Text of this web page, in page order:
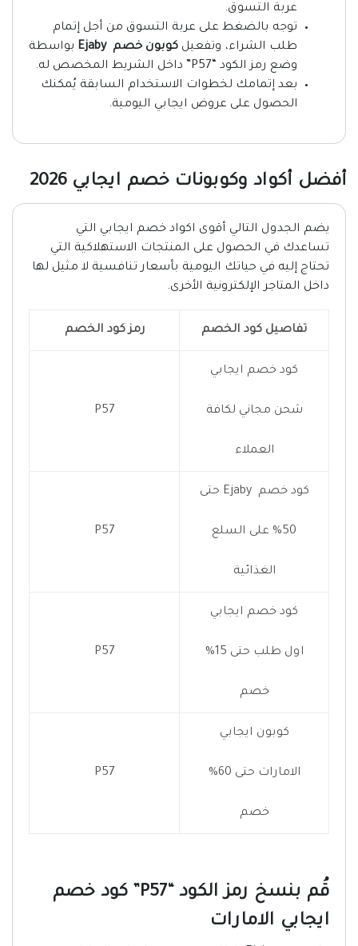
عربة التسوق.
توجه بالضغط على عربة التسوق من أجل إتمام
طلب الشراء، وتفعيل كوبون خصم Ejaby
بواسطة
وضع رمز الكود “P57” داخل الشريط المخصص له.
بعد إتمامك لخطوات الاستخدام السابقة يُمكنك
الحصول على عروض ايجابي اليومية.
أفضل أكواد وكوبونات خصم ايجابي 2026
يضم الجدول التالي أقوى اكواد خصم ايجابي التي
تساعدك في الحصول على المنتجات الاستهلاكية التي
تحتاج إليه في حياتك اليومية بأسعار تنافسية لا مثيل لها
داخل المتاجر الإلكترونية الأخرى.
تفاصيل كود الخصم رمز كود الخصم
كود خصم ايجابي
شحن مجاني لكافة
العملاء
P57
كود خصم Ejaby حتى
50% على السلع
الغذائية
P57
كود خصم ايجابي
اول طلب حتى 15%
خصم
P57
كوبون ايجابي
الامارات حتى 60%
خصم
P57
قُم بنسخ رمز الكود “P57” كود خصم
ايجابي الامارات